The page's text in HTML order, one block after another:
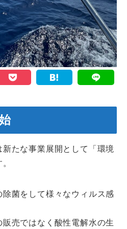
たな事業展開として「環境
菌をして様々なウィルス感
売ではなく酸性電解水の生